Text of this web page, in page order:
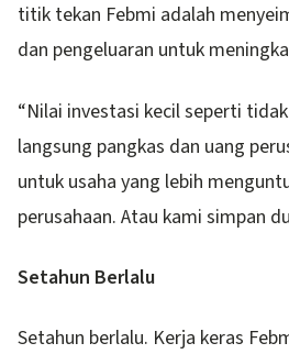
titik tekan Febmi adalah
dan pengeluaran untuk
“Nilai investasi kecil seperti
langsung pangkas dan uang
untuk usaha yang lebih
perusahaan. Atau kami simpan
Setahun Berlalu
Setahun berlalu. Kerja keras